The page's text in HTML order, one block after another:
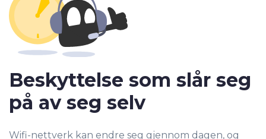
Wifi-nettverk kan endre seg gjennom dagen, og
Beskyttelse som slår seg
på av seg selv